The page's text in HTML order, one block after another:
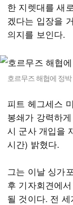
한 지렛대를 새
겠다는 입장을
의지를 보인다.
호르무즈 해협에 정
피트 헤그세스
봉쇄가 강력하
시 군사 개입을
시간) 밝혔다.
그는 이날 싱가
후 기자회견에
될 것이다. 전